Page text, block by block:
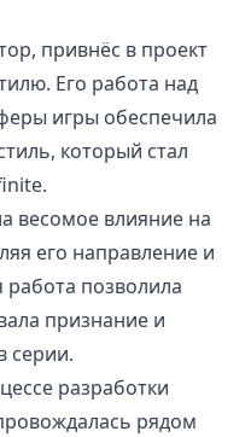
привнёс в проект
Его работа над
игры обеспечила
который стал
весомое влияние на
его направление и
работа позволила
признание и
серии.
разработки
рядом